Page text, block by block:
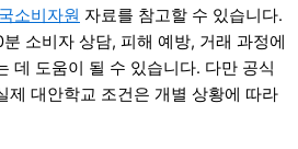
소비자원 자료를 참고할 수 있습니다.
소비자 상담, 피해 예방, 거래 과정에
데 도움이 될 수 있습니다. 다만 공식
제 대안학교 조건은 개별 상황에 따라